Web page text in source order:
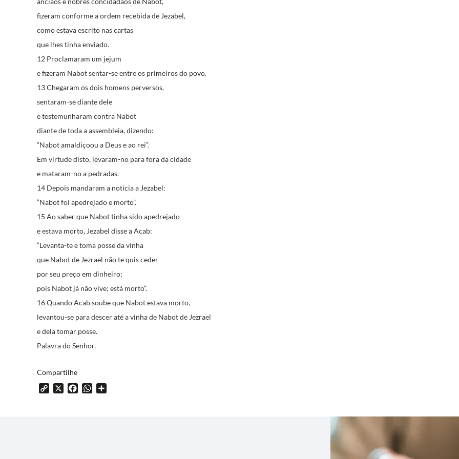
fizeram conforme a ordem recebida de Jezabel,
como estava escrito nas cartas
que lhes tinha enviado.
12 Proclamaram um jejum
e fizeram Nabot sentar-se entre os primeiros do povo.
13 Chegaram os dois homens perversos,
sentaram-se diante dele
e testemunharam contra Nabot
diante de toda a assembleia, dizendo:
“Nabot amaldiçoou a Deus e ao rei”.
Em virtude disto, levaram-no para fora da cidade
e mataram-no a pedradas.
14 Depois mandaram a notícia a Jezabel:
“Nabot foi apedrejado e morto”.
15 Ao saber que Nabot tinha sido apedrejado
e estava morto, Jezabel disse a Acab:
“Levanta-te e toma posse da vinha
que Nabot de Jezrael não te quis ceder
por seu preço em dinheiro;
pois Nabot já não vive; está morto”.
16 Quando Acab soube que Nabot estava morto,
levantou-se para descer até a vinha de Nabot de Jezrael
e dela tomar posse.
Palavra do Senhor.
Compartilhe
Copy
FacebookWhatsApp